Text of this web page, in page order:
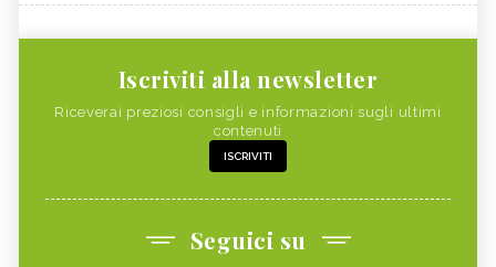
Iscriviti alla newsletter
Riceverai preziosi consigli e informazioni sugli ultimi
contenuti
ISCRIVITI
Seguici su